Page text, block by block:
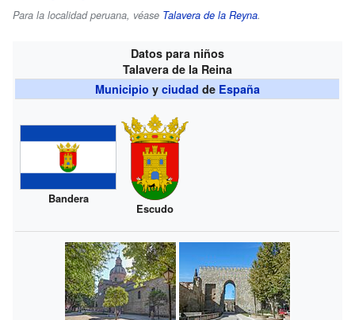
Para la localidad peruana, véase Talavera de la Reyna.
Datos para niños
Talavera de la Reina
Municipio y ciudad de España
Bandera
Escudo